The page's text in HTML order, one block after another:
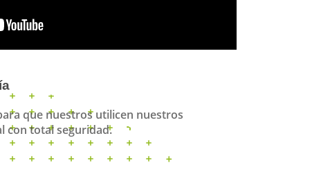
que nuestros utilicen nuestros
con total seguridad.